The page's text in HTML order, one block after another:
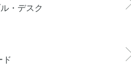
・デスク
ド